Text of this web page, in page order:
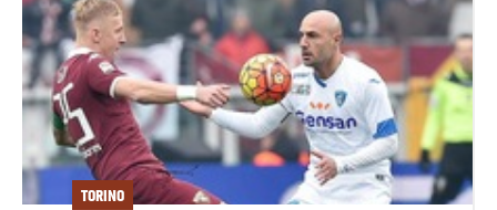
TORINO